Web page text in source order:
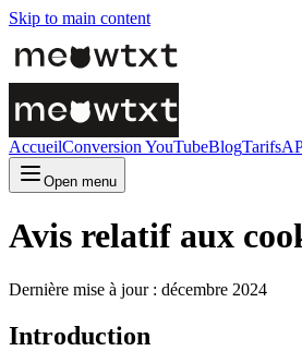
Skip to main content
AccueilConversion YouTubeBlogTarifs
Open menu
Avis relatif aux
Dernière mise à jour : décembre 2024
Introduction